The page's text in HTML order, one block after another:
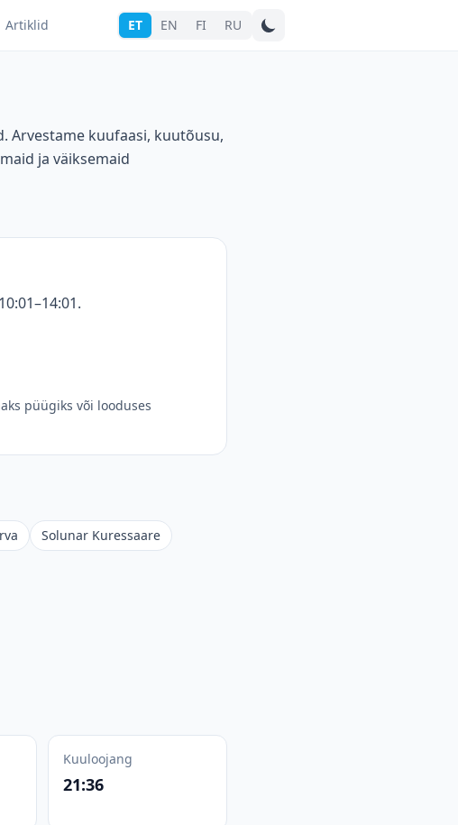
Artiklid Otsi linna
ET EN FI RU
Arvestame kuufaasi, kuutõusu,
ja väiksemaid
püügiks või looduses
Solunar Kuressaare
Kuuloojang
21:36